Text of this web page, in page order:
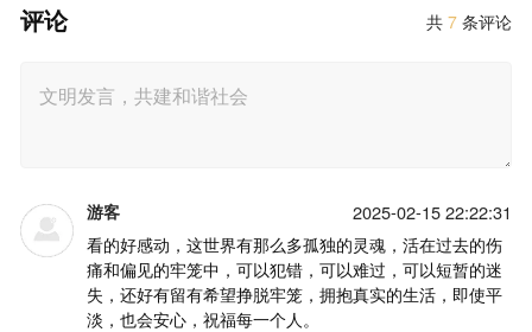
共7 条评论
评论
游客 2025-02-15 22:22:31
看的好感动，这世界有那么多孤独的灵魂，活在过去的伤
痛和偏见的牢笼中，可以犯错，可以难过，可以短暂的迷
失，还好有留有希望挣脱牢笼，拥抱真实的生活，即使平
淡，也会安心，祝福每一个人。